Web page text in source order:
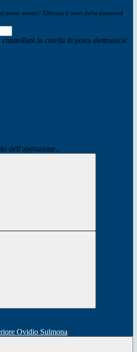
nome utente? Effettua il reset della password
la casella di posta elettronica!
dell'operazione...